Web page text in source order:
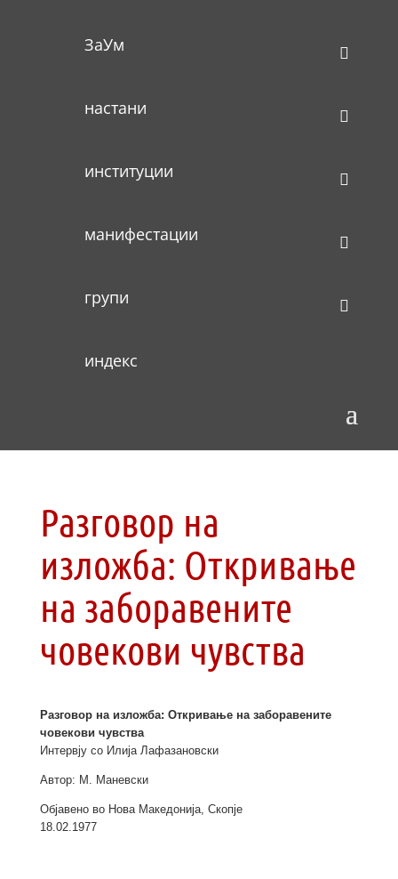
ЗаУм
настани
институции
манифестации
групи
индекс
Разговор на
изложба: Откривање
на заборавените
човекови чувства
Разговор на изложба: Откривање на заборавените
човекови чувства
Интервју со Илија Лафазановски
Автор: М. Маневски
Објавено во Нова Македонија, Скопје
18.02.1977